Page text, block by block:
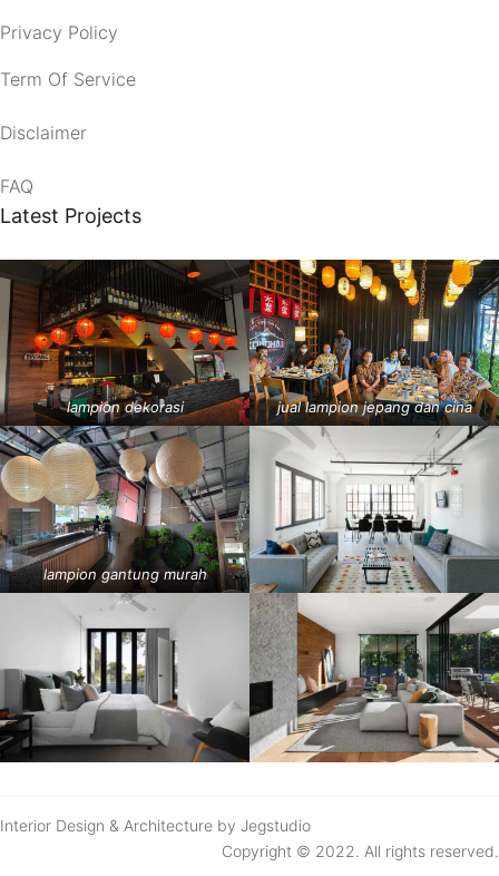
Privacy Policy
Term Of Service
Disclaimer
FAQ
Latest Projects
lampion dekorasi jual lampion jepang dan cina
lampion gantung murah
Interior Design & Architecture by Jegstudio
Copyright © 2022. All rights reserved.